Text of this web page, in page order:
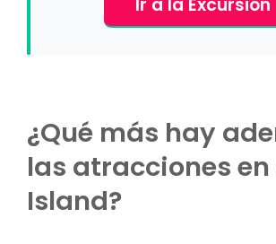
Ir a la Excursión
¿Qué más hay
las atracciones en
Island?